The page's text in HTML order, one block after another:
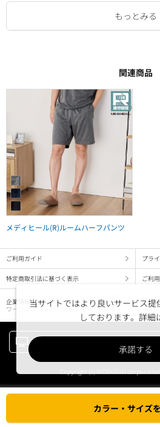
カラー・サイズ
関連商品
メディヒール(R)ルームハーフパンツ
ご利用ガイド プラ
特定商取引法に基づく表示 ご利
企業情報
ワークマン コーポレートサイト
当サイトではより良いサービス
しております。詳細
承諾する